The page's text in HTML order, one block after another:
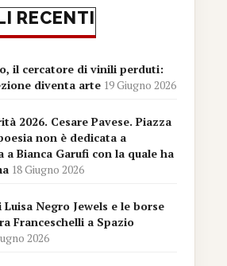
RECENTI
il cercatore di vinili perduti:
diventa arte 19 Giugno 2026
2026. Cesare Pavese. Piazza
non è dedicata a
a Bianca Garufi con la quale ha
18 Giugno 2026
Negro Jewels e le borse
Franceschelli a Spazio
2026